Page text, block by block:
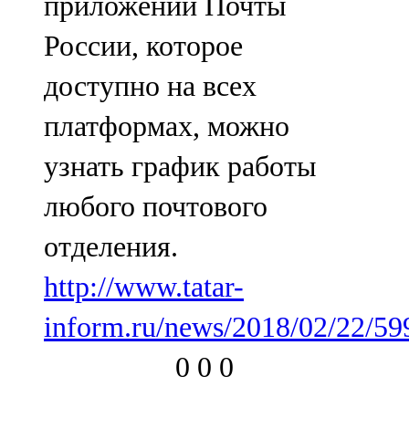
России, которое
доступно на всех
платформах, можно
узнать график работы
любого почтового
отделения.
http://www.tatar-
inform.ru/news/2018/02/22/
0 0 0